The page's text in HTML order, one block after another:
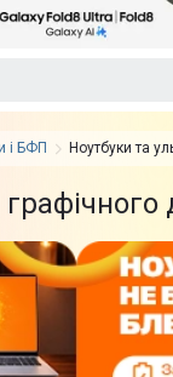
і БФП Ноутбуки та